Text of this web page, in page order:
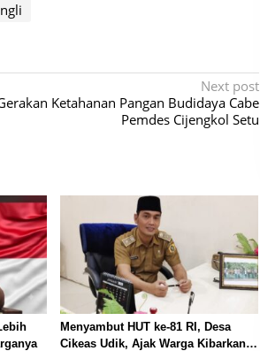
Next post
Ketahanan Pangan Budidaya Cabe
Pemdes Cijengkol Setu
Menyambut HUT ke-81 RI, Desa
Cikeas Udik, Ajak Warga Kibarkan